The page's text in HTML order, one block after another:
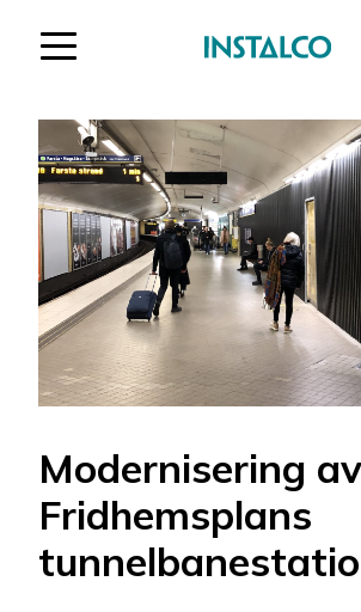
Modernisering av
Fridhemsplans